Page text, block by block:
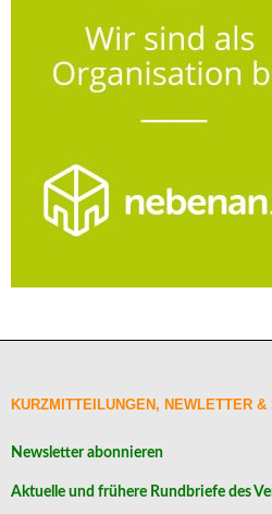
KURZMITTEILUNGEN, NEWLETTER
Newsletter abonnieren
Aktuelle und frühere Rundbriefe des